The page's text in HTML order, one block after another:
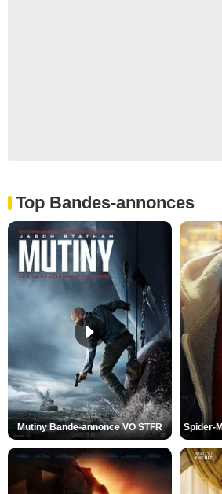
Top Bandes-annonces
Mutiny Bande-annonce VO STFR